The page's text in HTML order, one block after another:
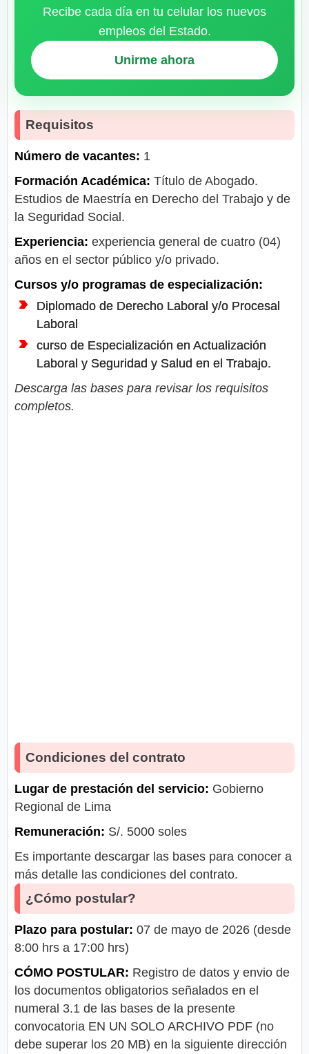
Recibe cada día en tu celular los nuevos
empleos del Estado.
Unirme ahora
Requisitos
Número de vacantes: 1
Formación Académica: Título de Abogado.
Estudios de Maestría en Derecho del Trabajo y de
la Seguridad Social.
Experiencia: experiencia general de cuatro (04)
años en el sector público y/o privado.
Cursos y/o programas de especialización:
Diplomado de Derecho Laboral y/o Procesal
Laboral
curso de Especialización en Actualización
Laboral y Seguridad y Salud en el Trabajo.
Descarga las bases para revisar los requisitos
completos.
Condiciones del contrato
Lugar de prestación del servicio: Gobierno
Regional de Lima
Remuneración: S/. 5000 soles
Es importante descargar las bases para conocer a
más detalle las condiciones del contrato.
¿Cómo postular?
Plazo para postular: 07 de mayo de 2026 (desde
8:00 hrs a 17:00 hrs)
CÓMO POSTULAR: Registro de datos y envio de
los documentos obligatorios señalados en el
numeral 3.1 de las bases de la presente
convocatoria EN UN SOLO ARCHIVO PDF (no
debe superar los 20 MB) en la siguiente dirección